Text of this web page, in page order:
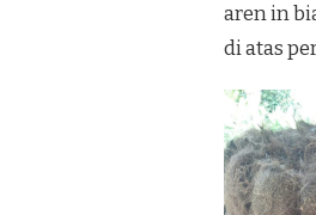
RESAPAN
WONOSARI
aren in
di atas